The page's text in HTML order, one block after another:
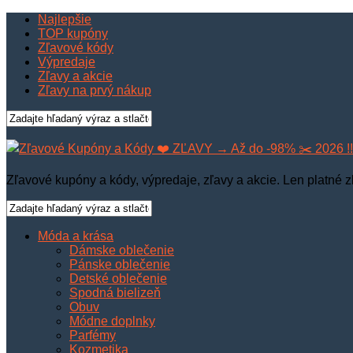
Najlepšie
TOP kupóny
Zľavové kódy
Výpredaje
Zľavy a akcie
Zľavy na prvý nákup
Zľavové kupóny a kódy, výpredaje, zľavy a akcie. Len platné
Móda a krása
Dámske oblečenie
Pánske oblečenie
Detské oblečenie
Spodná bielizeň
Obuv
Módne doplnky
Parfémy
Kozmetika